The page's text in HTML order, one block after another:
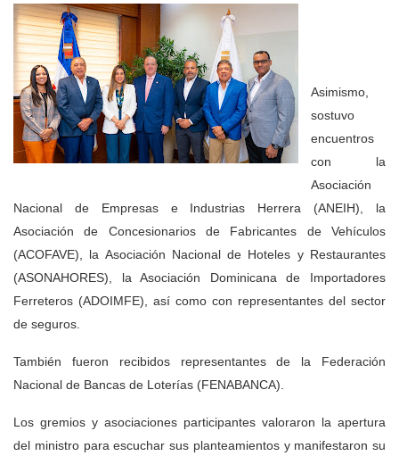
Asimismo,
sostuvo
encuentros
con la
Asociación
Nacional de Empresas e Industrias Herrera (ANEIH), la
Asociación de Concesionarios de Fabricantes de Vehículos
(ACOFAVE), la Asociación Nacional de Hoteles y Restaurantes
(ASONAHORES), la Asociación Dominicana de Importadores
Ferreteros (ADOIMFE), así como con representantes del sector
de seguros.
También fueron recibidos representantes de la Federación
Nacional de Bancas de Loterías (FENABANCA).
Los gremios y asociaciones participantes valoraron la apertura
del ministro para escuchar sus planteamientos y manifestaron su